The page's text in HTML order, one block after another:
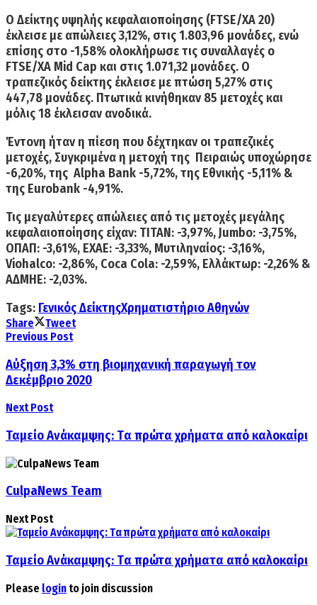
Ο Δείκτης υψηλής κεφαλαιοποίησης (FTSE/XA 20)
έκλεισε με απώλειες 3,12%, στις 1.803,96 μονάδες, ενώ
επίσης στο -1,58% ολοκλήρωσε τις συναλλαγές ο
FTSE/XA Mid Cap και στις 1.071,32 μονάδες. Ο
τραπεζικός δείκτης έκλεισε με πτώση 5,27% στις
447,78 μονάδες. Πτωτικά κινήθηκαν 85 μετοχές και
μόλις 18 έκλεισαν ανοδικά.
Έντονη ήταν η πίεση που δέχτηκαν οι τραπεζικές
μετοχές, Συγκριμένα η μετοχή της Πειραιώς υποχώρησε
-6,20%, της Alpha Bank -5,72%, της Εθνικής -5,11% &
της Eurobank -4,91%.
Τις μεγαλύτερες απώλειες από τις μετοχές μεγάλης
κεφαλαιοποίησης είχαν: TITAN: -3,97%, Jumbo: -3,75%,
ΟΠΑΠ: -3,61%, ΕΧΑΕ: -3,33%, Μυτιληναίος: -3,16%,
Viohalco: -2,86%, Coca Cola: -2,59%, Ελλάκτωρ: -2,26% &
ΑΔΜΗΕ: -2,03%.
Tags: Γενικός ΔείκτηςΧρηματιστήριο Αθηνών
Share
Tweet
Previous Post
Αύξηση 3,3% στη βιομηχανική παραγωγή τον
Δεκέμβριο 2020
Next Post
Ταμείο Ανάκαμψης: Tα πρώτα χρήματα από καλοκαίρι
CulpaNews Team
Next Post
Ταμείο Ανάκαμψης: Tα πρώτα χρήματα από καλοκαίρι
Please login to join discussion